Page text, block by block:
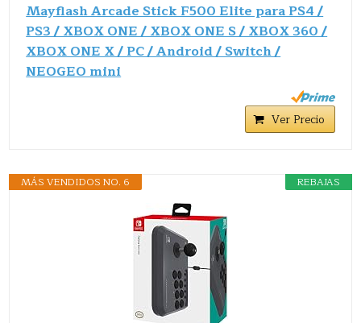
Mayflash Arcade Stick F500 Elite para PS4 /
PS3 / XBOX ONE / XBOX ONE S / XBOX 360 /
XBOX ONE X / PC / Android / Switch /
NEOGEO mini
Ver Precio
REBAJAS
MÁS VENDIDOS NO. 6